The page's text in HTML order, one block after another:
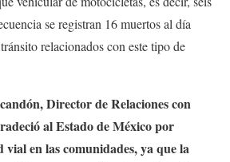
se registran 16 muertos al día
relacionados con este tipo de
Director de Relaciones con
al Estado de México por
en las comunidades, ya que la